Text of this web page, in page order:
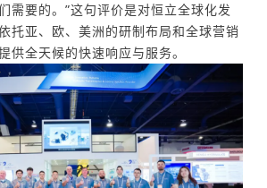
需要的。”这句评价是对恒立全球化发
亚、欧、美洲的研制布局和全球营销
供全天候的快速响应与服务。